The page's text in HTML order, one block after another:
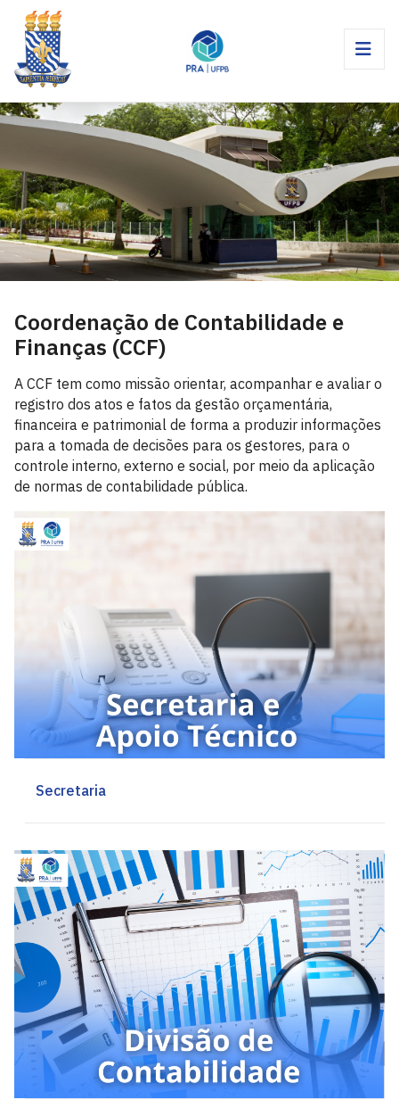
Coordenação de Contabilidade e
Finanças (CCF)
A CCF tem como missão orientar, acompanhar e avaliar o
registro dos atos e fatos da gestão orçamentária,
financeira e patrimonial de forma a produzir informações
para a tomada de decisões para os gestores, para o
controle interno, externo e social, por meio da aplicação
de normas de contabilidade pública.
Secretaria